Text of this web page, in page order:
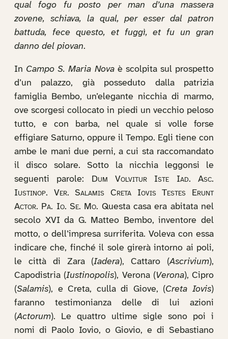
qual fogo fu posto per man d’una massera
zovene, schiava, la qual, per esser dal patron
battuda, fece questo, et fuggì, et fu un gran
danno del piovan.
In Campo S. Maria Novaè scolpita sul prospetto
d’un palazzo, già posseduto dalla patrizia
famiglia Bembo, un’elegante nicchia di marmo,
ove scorgesi collocato in piedi un vecchio peloso
tutto, e con barba, nel quale si volle forse
effigiare Saturno, oppure il Tempo. Egli tiene con
ambe le mani due perni, a cui sta raccomandato
il disco solare. Sotto la nicchia leggonsi le
seguenti parole: Dum Volvitur Iste Iad. Asc.
Iustinop. Ver. Salamis Creta Iovis Testes Erunt
Actor. Pa. Io. Se. Mo. Questa casa era abitata nel
secolo XVI da G. Matteo Bembo, inventore del
motto, o dell’impresa surriferita. Voleva con essa
indicare che, finché il sole girerà intorno ai poli,
le città di Zara (Iadera), Cattaro (Ascrivium),
Capodistria (Iustinopolis), Verona (Verona), Cipro
(Salamis), e Creta, culla di Giove, (Creta Iovis)
faranno testimonianza delle di lui azioni
(Actorum). Le quattro ultime sigle sono poi i
nomi di Paolo Iovio, o Giovio, e di Sebastiano